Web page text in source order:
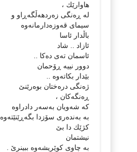
هاوارێك ،
له‌ ڕه‌نگی زه‌ردهه‌ڵگه‌ڕاو و
سیمای قه‌وزه‌دارمانه‌وه‌
باڵدار ئاسا
ئازاد .. شاد
ئاسمان ته‌ی ده‌كا ..
دوور نییه‌ ڕۆحمان
بێدار بكاته‌وه‌ ..
ژه‌نگی دره‌ختان بوه‌رێنێ
ڕه‌نگه‌كان ،
كه‌ شه‌ویان به‌سه‌ر دادراوه‌
به‌ به‌نده‌ری سۆزدا بگه‌ڕێنێته‌وه‌
كژێك دا بێ
نیشتمان
به‌ چاوی كوێریشه‌وه‌ ببینرێ .